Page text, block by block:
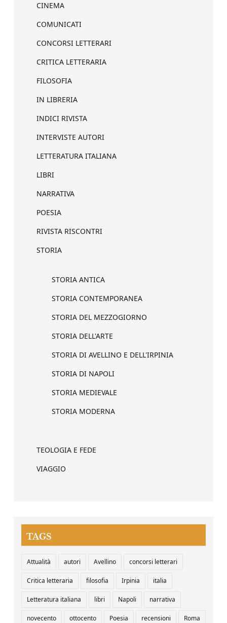
CINEMA
COMUNICATI
CONCORSI LETTERARI
CRITICA LETTERARIA
FILOSOFIA
IN LIBRERIA
INDICI RIVISTA
INTERVISTE AUTORI
LETTERATURA ITALIANA
LIBRI
NARRATIVA
POESIA
RIVISTA RISCONTRI
STORIA
STORIA ANTICA
STORIA CONTEMPORANEA
STORIA DEL MEZZOGIORNO
STORIA DELL'ARTE
STORIA DI AVELLINO E DELL'IRPINIA
STORIA DI NAPOLI
STORIA MEDIEVALE
STORIA MODERNA
TEOLOGIA E FEDE
VIAGGIO
TAGS
Attualità autori Avellino concorsi letterari
Critica letteraria filosofia Irpinia italia
Letteratura italiana libri Napoli narrativa
novecento ottocento Poesia recensioni Roma